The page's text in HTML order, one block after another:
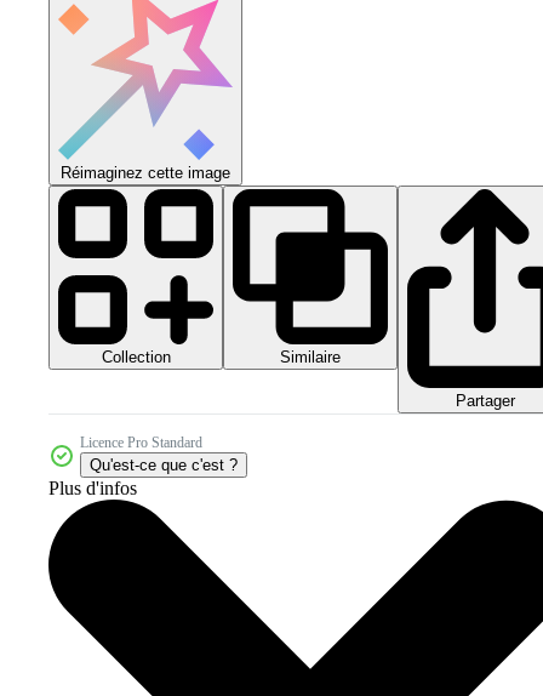
Réimaginez cette image
Collection Similaire
Partager
Licence Pro Standard
Qu'est-ce que c'est ?
Plus d'infos